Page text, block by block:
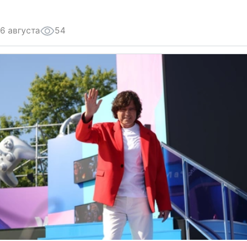
6 августа 54